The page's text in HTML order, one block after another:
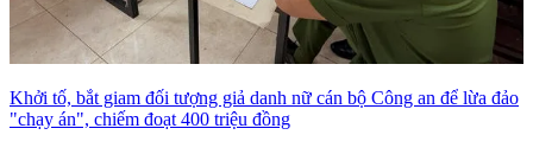
Khởi tố, bắt giam đối tượng giả danh nữ cán bộ Công an để lừa đảo
"chạy án", chiếm đoạt 400 triệu đồng